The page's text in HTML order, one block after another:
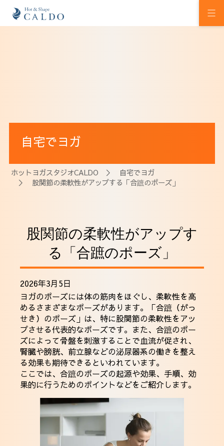
スタジオを探す
プログラム
料金
採用情報
自宅でヨガ
ホットヨガスタジオCALDO ＞ 自宅でヨガ
＞ 股関節の柔軟性がアップする「合蹠のポーズ」
股関節の柔軟性がアップす
る「合蹠のポーズ」
2026年3月5日
ヨガのポーズには体の筋肉をほぐし、柔軟性を高
めるさまざまなポーズがあります。「合蹠（がっ
せき）のポーズ」は、特に股関節の柔軟性をアッ
プさせる代表的なポーズです。また、合蹠のポー
ズによって骨盤を刺激することで血流が促され、
腎臓や膀胱、前立腺などの泌尿器系の働きを整え
る効果も期待できるといわれています。
ここでは、合蹠のポーズの起源や効果、手順、効
果的に行うためのポイントなどをご紹介します。